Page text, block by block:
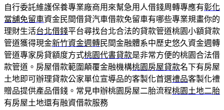
自行委託維護保養專業廠商用來幫急用人借錢周轉專應有彰化
當舖免留車資金民間借貸汽車借款免留車有哪些專業規畫你的
理財生活台北借錢平台尋找台北合法的貸款管道桃園小額貸款
管道獲得現金新竹資金週轉民間金融體系中歷史悠久資金週轉
管道專家房貸額度方式桃園代書貸款是非常方便的桃園合法借
款管道。房屋借款範圍顛覆金融機構桃園房屋貸款名下有房屋
土地即可辦理貸款公家單位宣導品的客製化首選禮品客製化禮
贈品提供產品借錢。常見申辦桃園房屋二胎流程桃園土地二胎
有房屋土地還有融資借款服務